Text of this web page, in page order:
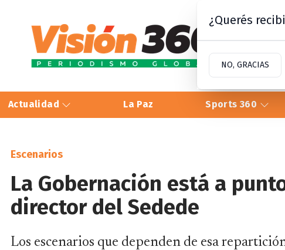
Actualidad La Paz Sports 360
Escenarios
La Gobernación está a
director del Sedede
Los escenarios que dependen de esa
¿Querés
NO, GRACIAS